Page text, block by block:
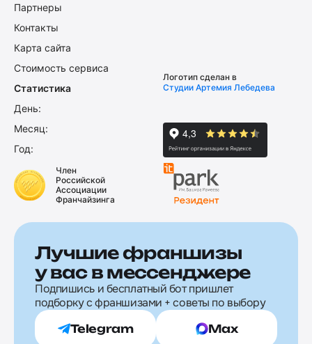
Партнеры
Контакты
Карта сайта
Стоимость сервиса
Статистика
День:
Месяц:
Год:
Логотип сделан в
Студии Артемия Лебедева
Член
Российской
Ассоциации
Франчайзинга
Лучшие франшизы
у вас в мессенджере
Подпишись и бесплатный бот пришлет
подборку с франшизами + советы по выбору
Telegram Max